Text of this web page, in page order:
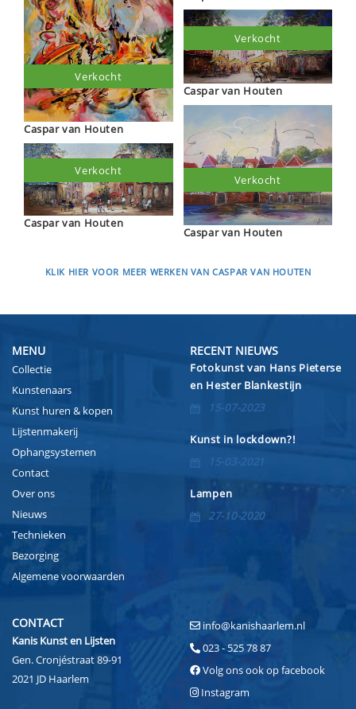
Caspar van Houten
Verkocht
Caspar van Houten
Verkocht
Caspar van Houten
Verkocht
Caspar van Houten
Verkocht
KLIK HIER VOOR MEER WERKEN VAN CASPAR VAN HOUTEN
MENU
Collectie
Kunstenaars
Kunst huren & kopen
Lijstenmakerij
Ophangsystemen
Contact
Over ons
Nieuws
Technieken
Bezorging
Algemene voorwaarden
RECENT NIEUWS
Fotokunst van Hans Pieterse
en Hester Blankestijn
15-07-2023
Kunst in lockdown?!
15-03-2021
Lampen
27-10-2020
CONTACT
Kanis Kunst en Lijsten
Gen. Cronjéstraat 89-91
2021 JD Haarlem
info@kanishaarlem.nl
023 - 525 78 87
Volg ons ook op facebook
Instagram